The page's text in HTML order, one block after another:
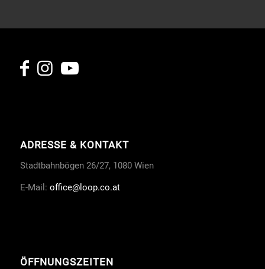
ADRESSE & KONTAKT
Stadtbahnbögen 26/27, 1080 Wien
E-Mail: office@loop.co.at
ÖFFNUNGSZEITEN